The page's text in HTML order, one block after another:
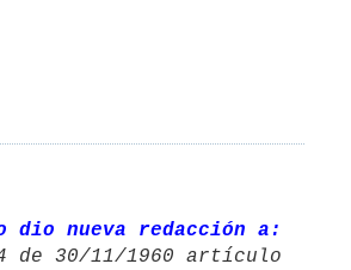
dio nueva redacción a: